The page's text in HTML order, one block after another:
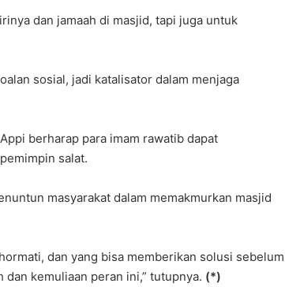
dan jamaah di masjid, tapi juga untuk
sosial, jadi katalisator dalam menjaga
berharap para imam rawatib dapat
salat.
masyarakat dalam memakmurkan masjid
dan yang bisa memberikan solusi sebelum
kemuliaan peran ini,” tutupnya. (*)